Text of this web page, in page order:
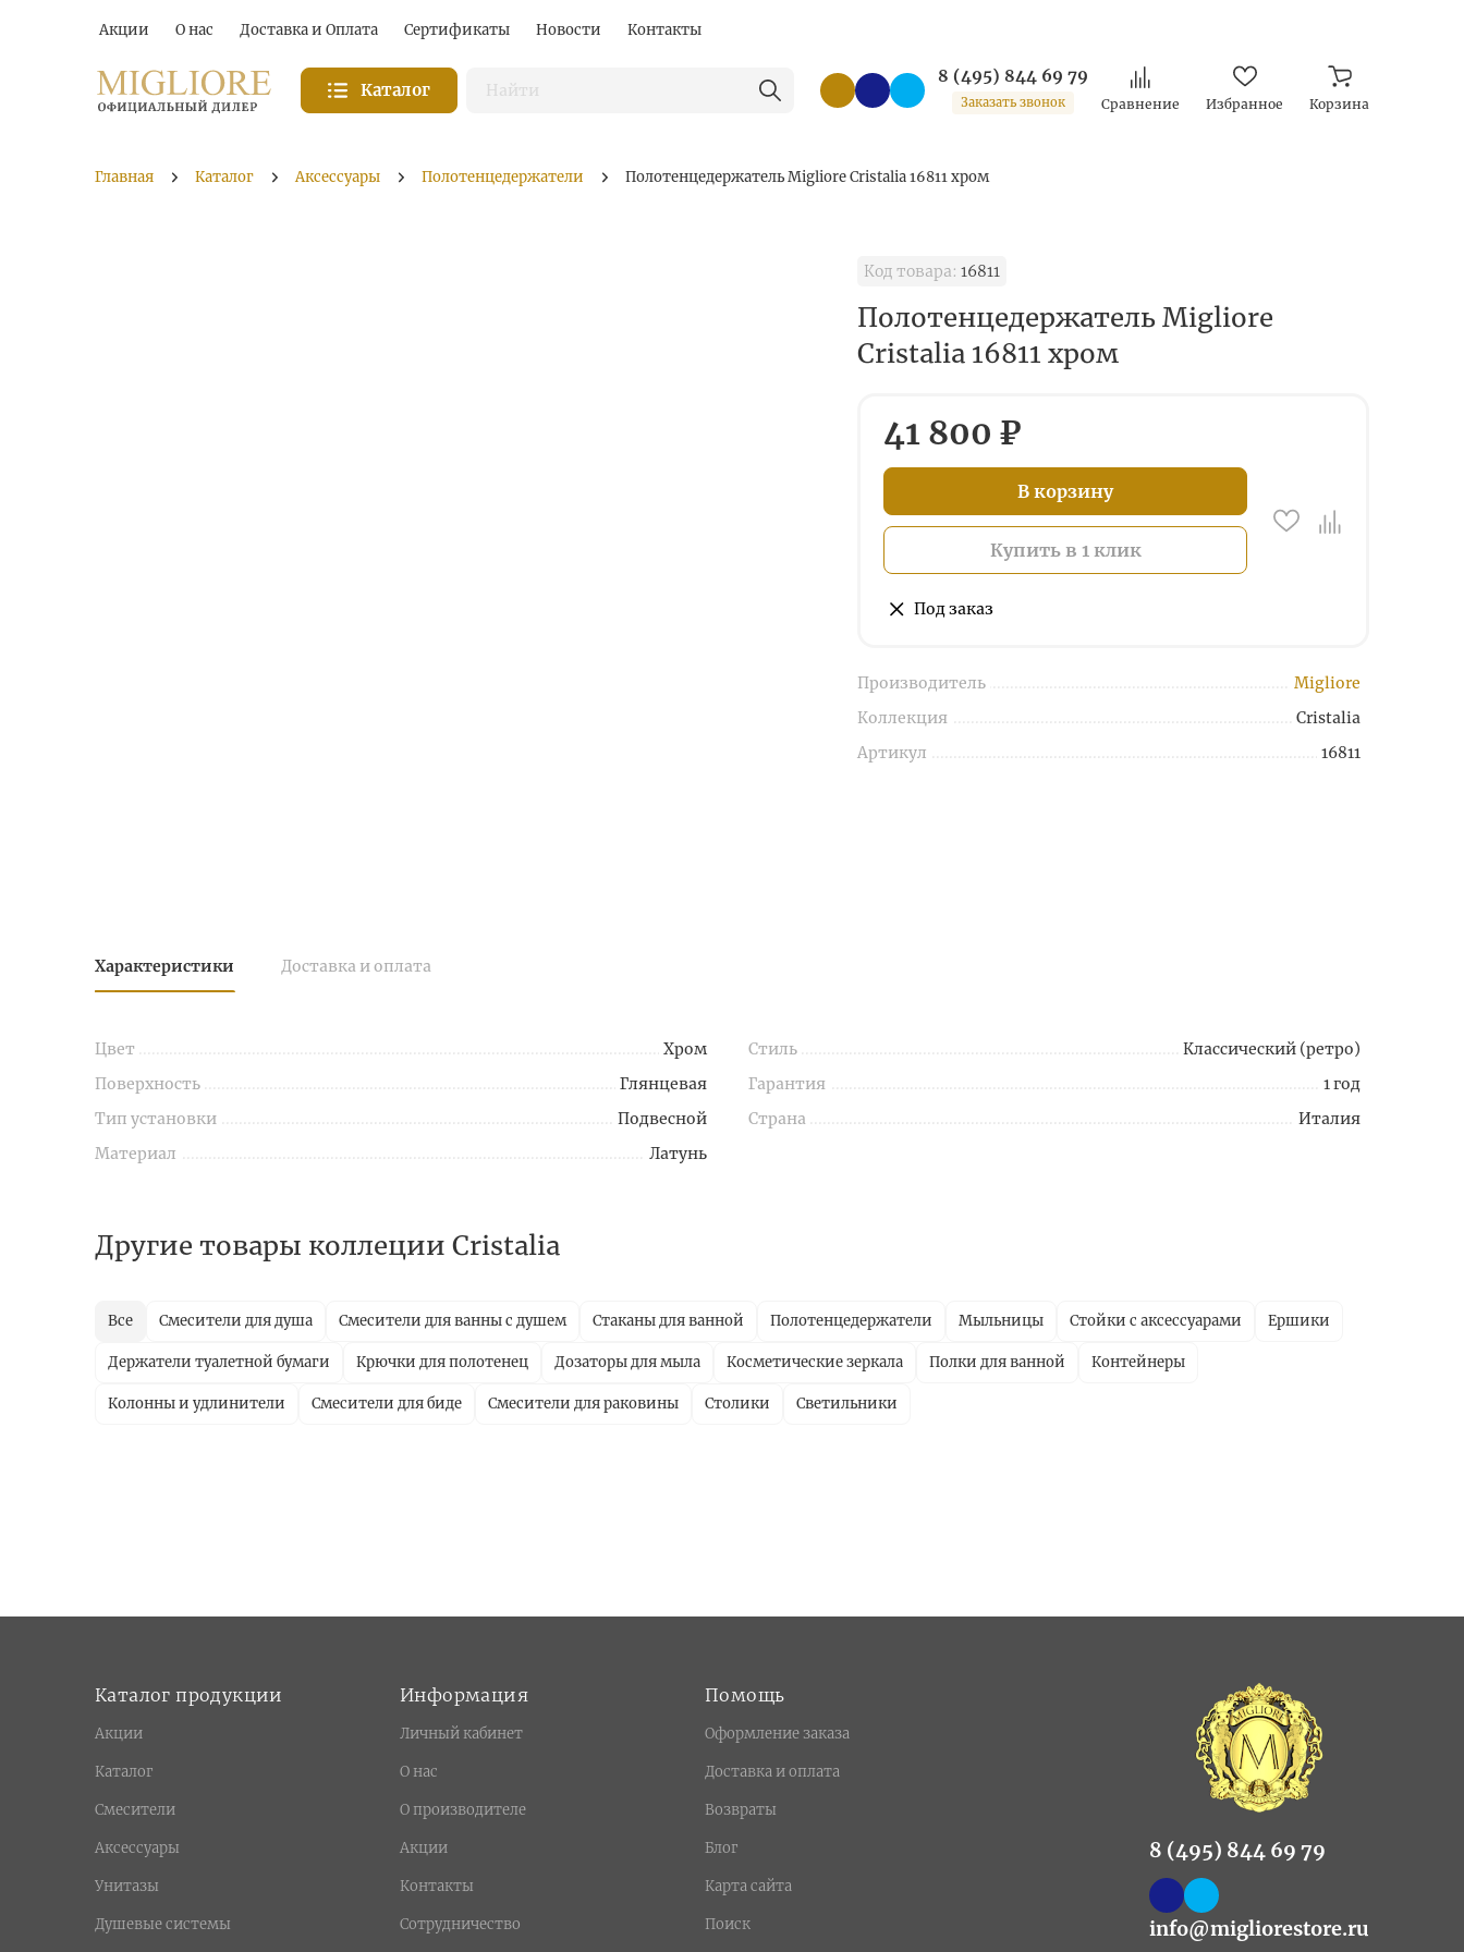
Акции О нас Доставка и Оплата Сертификаты Новости Контакты
Каталог
8 (495) 844 69 79
Заказать звонок Сравнение Избранное Корзина
Главная Каталог Аксессуары Полотенцедержатели Полотенцедержатель Migliore Cristalia 16811 хром
Код товара: 16811
Полотенцедержатель Migliore
Cristalia 16811 хром
41 800 ₽
В корзину
Купить в 1 клик
Под заказ
Производитель
Migliore
Коллекция
Cristalia
Артикул
16811
Характеристики Доставка и оплата
Цвет
Хром
Поверхность
Глянцевая
Тип установки
Подвесной
Материал
Латунь
Стиль
Классический (ретро)
Гарантия
1 год
Страна
Италия
Другие товары коллеции Cristalia
Все Смесители для душа Смесители для ванны с душем Стаканы для ванной Полотенцедержатели Мыльницы Стойки с аксессуарами Ершики
Держатели туалетной бумаги Крючки для полотенец Дозаторы для мыла Косметические зеркала Полки для ванной Контейнеры
Колонны и удлинители Смесители для биде Смесители для раковины Столики Светильники
Каталог продукции
Акции
Каталог
Смесители
Аксессуары
Унитазы
Душевые системы
Информация
Личный кабинет
О нас
О производителе
Акции
Контакты
Сотрудничество
Помощь
Оформление заказа
Доставка и оплата
Возвраты
Блог
Карта сайта
Поиск
8 (495) 844 69 79
info@migliorestore.ru